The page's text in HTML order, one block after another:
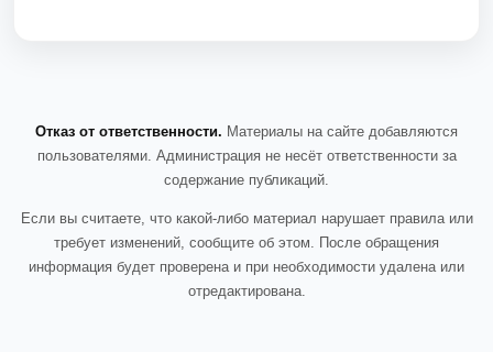
Отказ от ответственности. Материалы на сайте добавляются
пользователями. Администрация не несёт ответственности за
содержание публикаций.
Если вы считаете, что какой-либо материал нарушает правила или
требует изменений, сообщите об этом. После обращения
информация будет проверена и при необходимости удалена или
отредактирована.